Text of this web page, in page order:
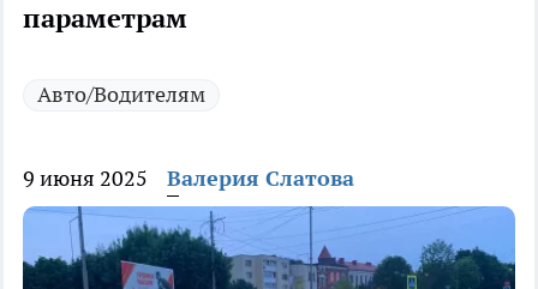
параметрам
Авто/Водителям
9 июня 2025 Валерия Слатова